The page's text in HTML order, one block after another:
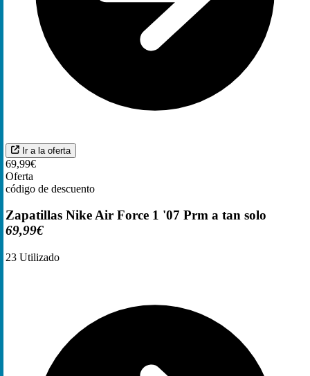
Ir a la oferta
69,99€
Oferta
código de descuento
Zapatillas Nike Air Force 1 '07 Prm a tan solo
69,99€
23 Utilizado